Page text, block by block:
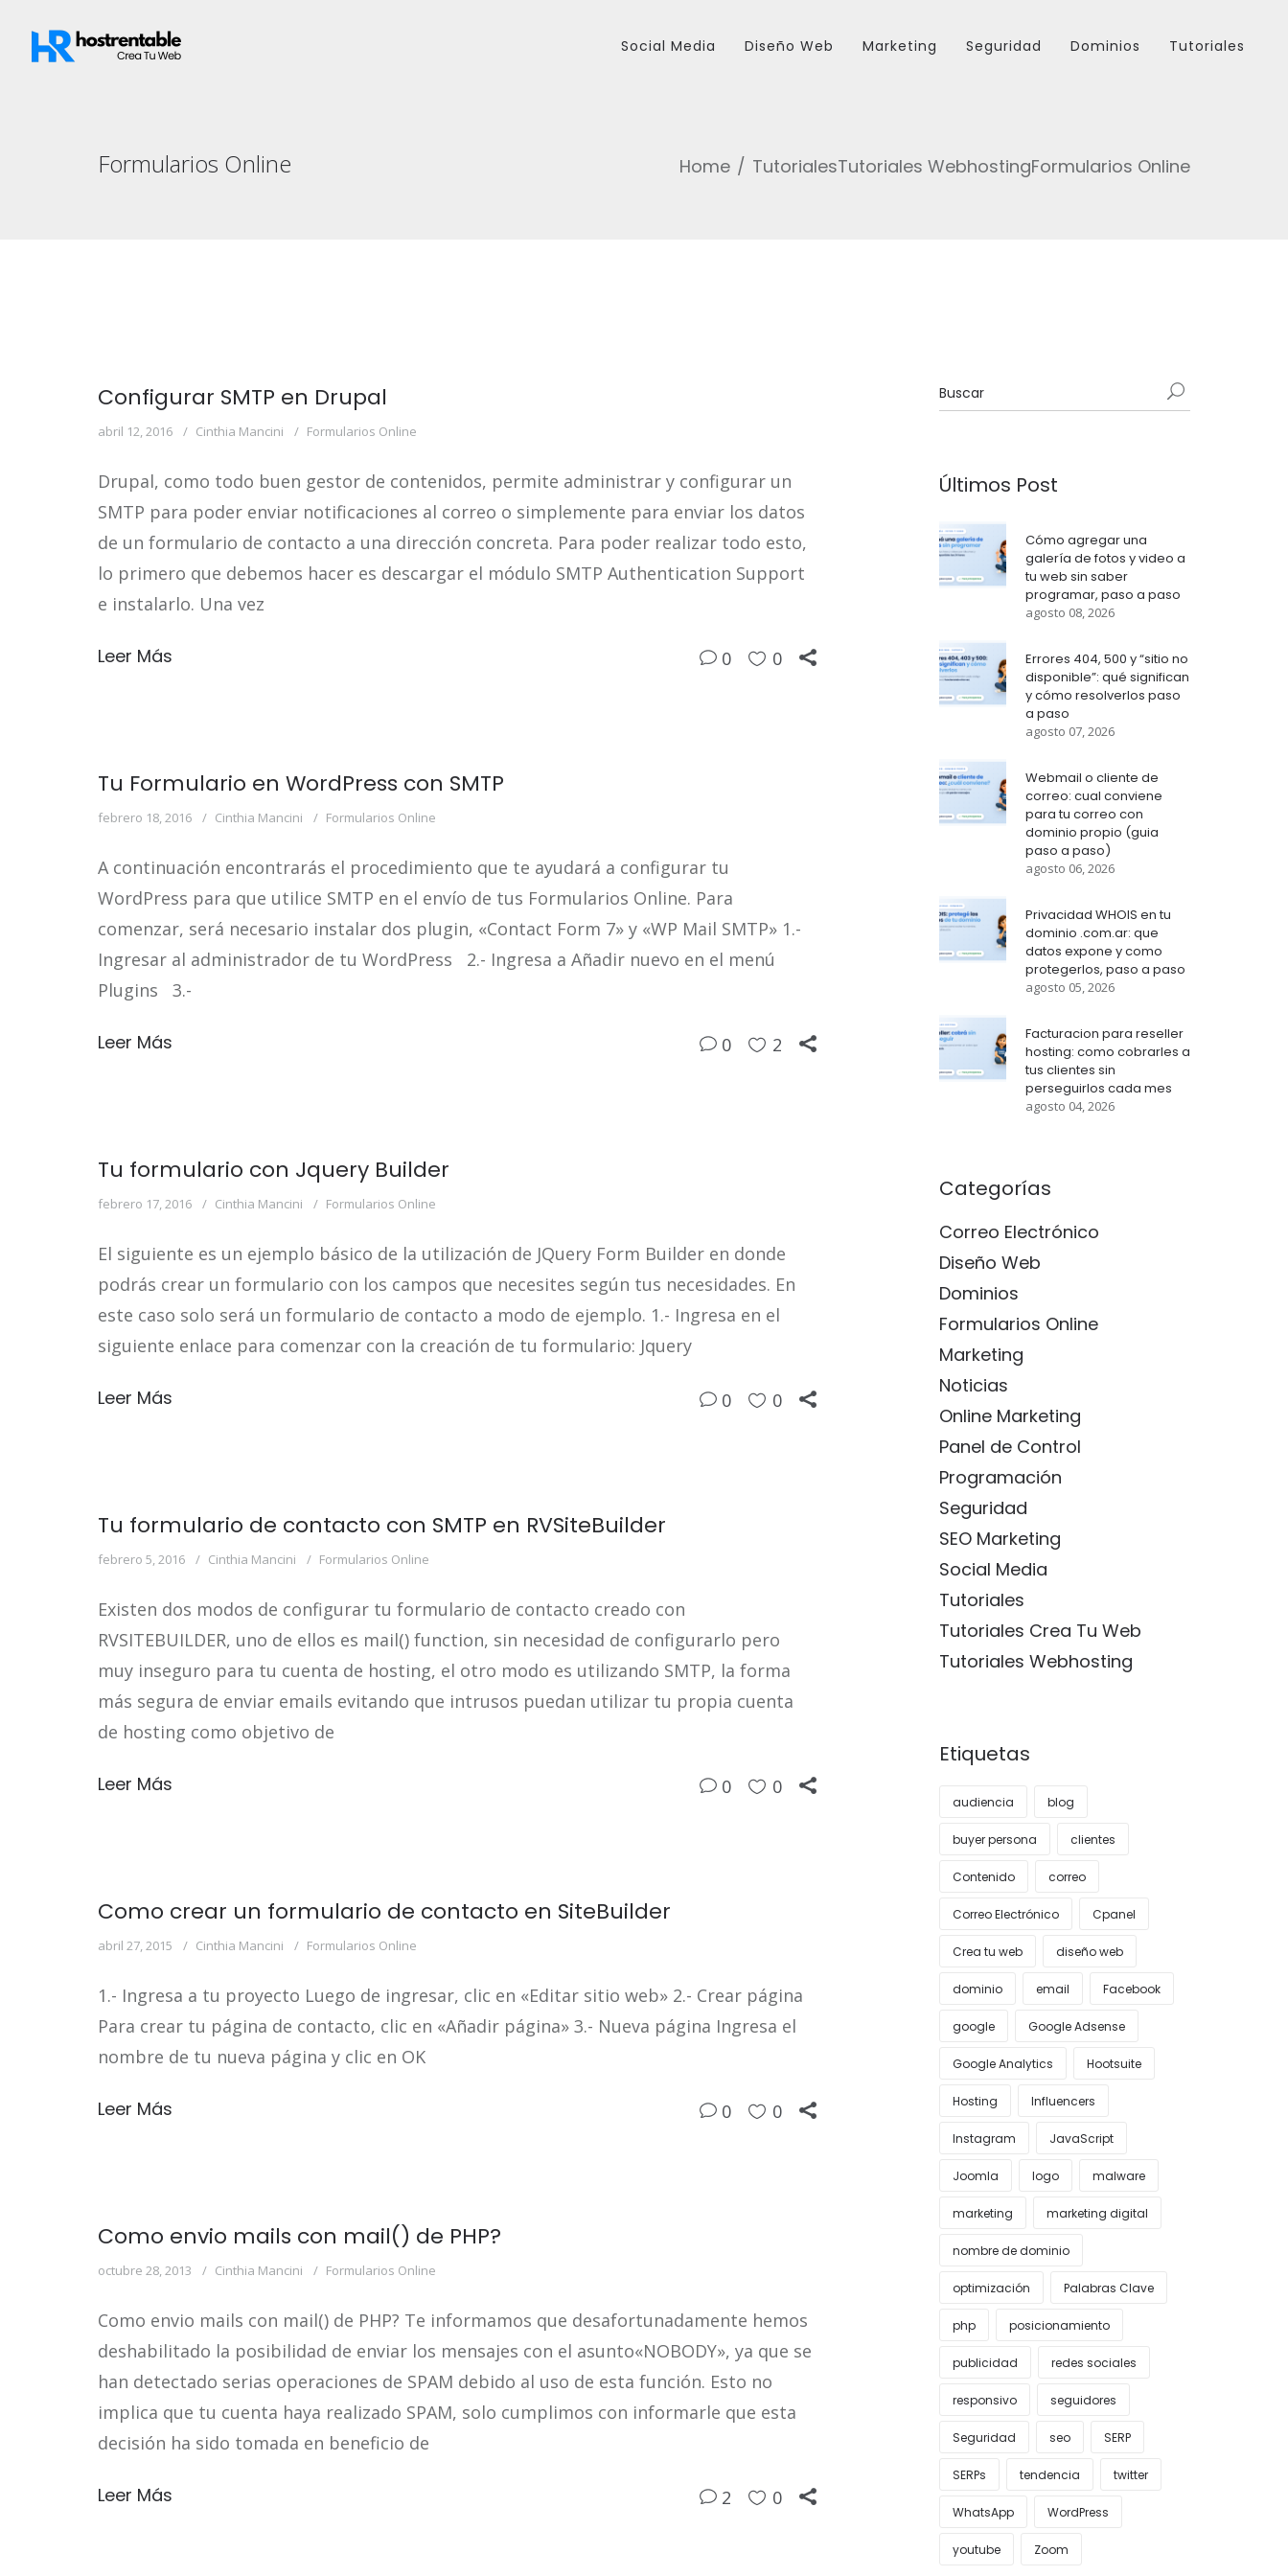
Social Media Diseño Web Marketing Seguridad Dominios Tutoriales
Formularios Online Home TutorialesTutoriales WebhostingFormularios Online
Configurar SMTP en Drupal
abril 12, 2016 Cinthia Mancini Formularios Online
Drupal, como todo buen gestor de contenidos, permite administrar y configurar un
SMTP para poder enviar notificaciones al correo o simplemente para enviar los datos
de un formulario de contacto a una dirección concreta. Para poder realizar todo esto,
lo primero que debemos hacer es descargar el módulo SMTP Authentication Support
e instalarlo. Una vez
Leer Más 0 0
Tu Formulario en WordPress con SMTP
febrero 18, 2016 Cinthia Mancini Formularios Online
A continuación encontrarás el procedimiento que te ayudará a configurar tu
WordPress para que utilice SMTP en el envío de tus Formularios Online. Para
comenzar, será necesario instalar dos plugin, «Contact Form 7» y «WP Mail SMTP» 1.-
Ingresar al administrador de tu WordPress 2.- Ingresa a Añadir nuevo en el menú
Plugins 3.-
Leer Más 0 2
Tu formulario con Jquery Builder
febrero 17, 2016 Cinthia Mancini Formularios Online
El siguiente es un ejemplo básico de la utilización de JQuery Form Builder en donde
podrás crear un formulario con los campos que necesites según tus necesidades. En
este caso solo será un formulario de contacto a modo de ejemplo. 1.- Ingresa en el
siguiente enlace para comenzar con la creación de tu formulario: Jquery
Leer Más 0 0
Tu formulario de contacto con SMTP en RVSiteBuilder
febrero 5, 2016 Cinthia Mancini Formularios Online
Existen dos modos de configurar tu formulario de contacto creado con
RVSITEBUILDER, uno de ellos es mail() function, sin necesidad de configurarlo pero
muy inseguro para tu cuenta de hosting, el otro modo es utilizando SMTP, la forma
más segura de enviar emails evitando que intrusos puedan utilizar tu propia cuenta
de hosting como objetivo de
Leer Más 0 0
Como crear un formulario de contacto en SiteBuilder
abril 27, 2015 Cinthia Mancini Formularios Online
1.- Ingresa a tu proyecto Luego de ingresar, clic en «Editar sitio web» 2.- Crear página
Para crear tu página de contacto, clic en «Añadir página» 3.- Nueva página Ingresa el
nombre de tu nueva página y clic en OK
Leer Más 0 0
Como envio mails con mail() de PHP?
octubre 28, 2013 Cinthia Mancini Formularios Online
Como envio mails con mail() de PHP? Te informamos que desafortunadamente hemos
deshabilitado la posibilidad de enviar los mensajes con el asunto«NOBODY», ya que se
han detectado serias operaciones de SPAM debido al uso de esta función. Esto no
implica que tu cuenta haya realizado SPAM, solo cumplimos con informarle que esta
decisión ha sido tomada en beneficio de
Leer Más 2 0
Últimos Post
Cómo agregar una
galería de fotos y video a
tu web sin saber
programar, paso a paso
agosto 08, 2026
Errores 404, 500 y “sitio no
disponible”: qué significan
y cómo resolverlos paso
a paso
agosto 07, 2026
Webmail o cliente de
correo: cual conviene
para tu correo con
dominio propio (guia
paso a paso)
agosto 06, 2026
Privacidad WHOIS en tu
dominio .com.ar: que
datos expone y como
protegerlos, paso a paso
agosto 05, 2026
Facturacion para reseller
hosting: como cobrarles a
tus clientes sin
perseguirlos cada mes
agosto 04, 2026
Categorías
Correo Electrónico
Diseño Web
Dominios
Formularios Online
Marketing
Noticias
Online Marketing
Panel de Control
Programación
Seguridad
SEO Marketing
Social Media
Tutoriales
Tutoriales Crea Tu Web
Tutoriales Webhosting
Etiquetas
audiencia blog
buyer persona clientes
Contenido correo
Correo Electrónico Cpanel
Crea tu web diseño web
dominio email Facebook
google Google Adsense
Google Analytics Hootsuite
Hosting Influencers
Instagram JavaScript
Joomla logo malware
marketing marketing digital
nombre de dominio
optimización Palabras Clave
php posicionamiento
publicidad redes sociales
responsivo seguidores
Seguridad seo SERP
SERPs tendencia twitter
WhatsApp WordPress
youtube Zoom